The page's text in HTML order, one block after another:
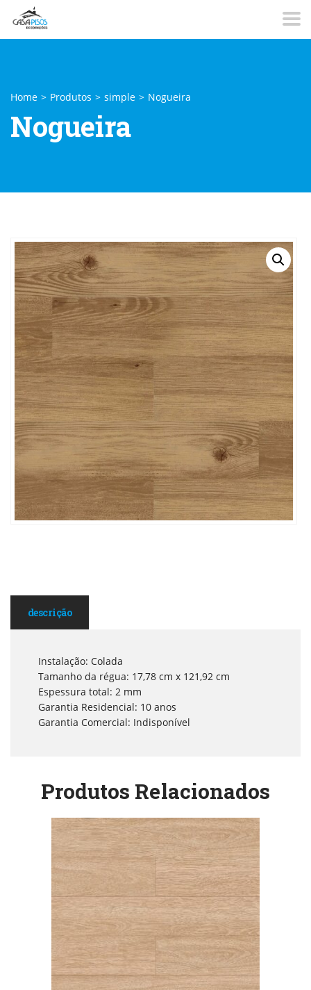
Home > Produtos > simple > Nogueira
Nogueira
descrição
Instalação: Colada
Tamanho da régua: 17,78 cm x 121,92 cm
Espessura total: 2 mm
Garantia Residencial: 10 anos
Garantia Comercial: Indisponível
Produtos Relacionados